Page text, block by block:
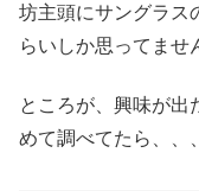
坊主頭にサングラス
らいしか思ってませ
ところが、興味が出
めて調べてたら、、